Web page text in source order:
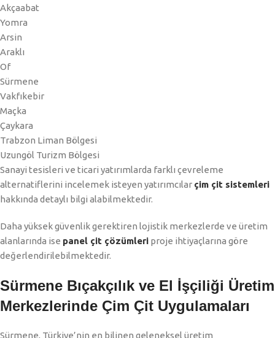
Akçaabat
Yomra
Arsin
Araklı
Of
Sürmene
Vakfıkebir
Maçka
Çaykara
Trabzon Liman Bölgesi
Uzungöl Turizm Bölgesi
Sanayi tesisleri ve ticari yatırımlarda farklı çevreleme
alternatiflerini incelemek isteyen yatırımcılar çim çit sistemleri
hakkında detaylı bilgi alabilmektedir.
Daha yüksek güvenlik gerektiren lojistik merkezlerde ve üretim
alanlarında ise panel çit çözümleri proje ihtiyaçlarına göre
değerlendirilebilmektedir.
Sürmene Bıçakçılık ve El İşçiliği Üretim
Merkezlerinde Çim Çit Uygulamaları
Sürmene, Türkiye’nin en bilinen geleneksel üretim